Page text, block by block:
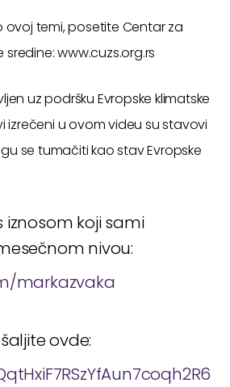
ovoj temi, posetite Centar za
www.cuzs.org.rs
uz podršku Evropske klimatske
izrečeni u ovom videu su stavovi
se tumačiti kao stav Evropske
koji sami
nivou:
markazvaka
ovde: